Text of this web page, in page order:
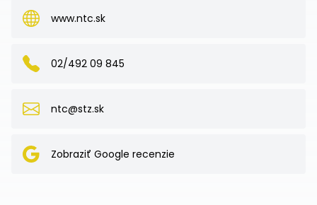
www.ntc.sk
02/492 09 845
ntc@stz.sk
Zobraziť Google recenzie